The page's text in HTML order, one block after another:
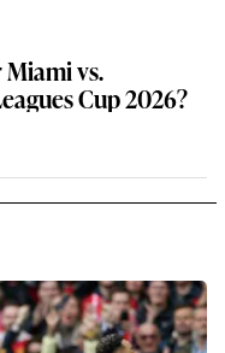
vs.
Cup 2026?